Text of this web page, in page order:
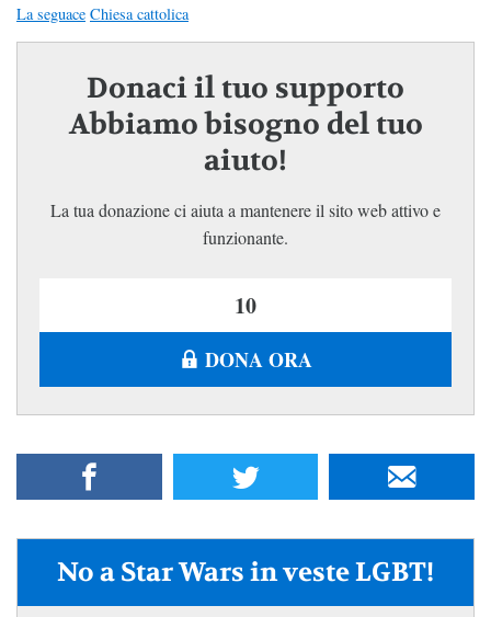
La seguace Chiesa cattolica
Donaci il tuo supporto
Abbiamo bisogno del tuo
aiuto!
La tua donazione ci aiuta a mantenere il sito web attivo e
funzionante.
DONA ORA
No a Star Wars in veste LGBT!